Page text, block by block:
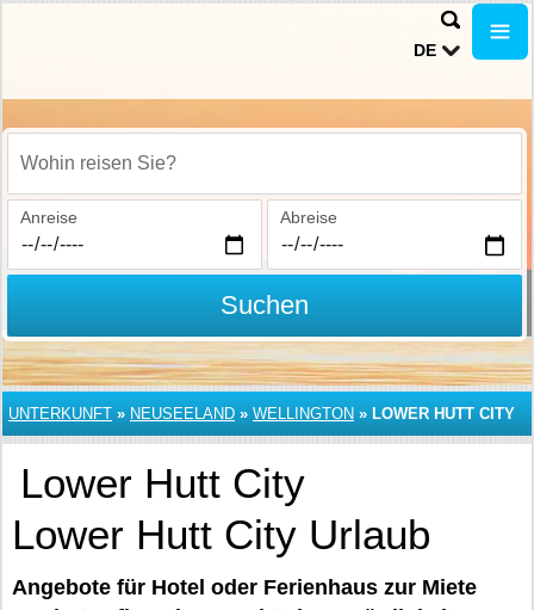
DE
Wohin reisen Sie?
Anreise Abreise
Suchen
UNTERKUNFT » NEUSEELAND » WELLINGTON » LOWER HUTT CITY
Lower Hutt City
Lower Hutt City Urlaub
Angebote für Hotel oder Ferienhaus zur Miete